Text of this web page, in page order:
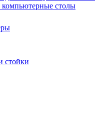
столы
стойки